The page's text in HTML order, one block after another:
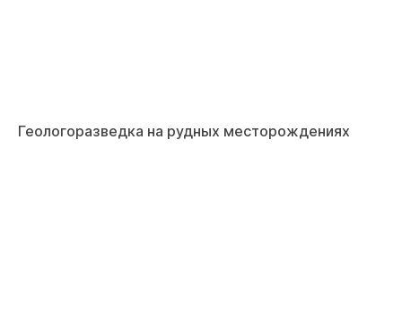
Геологоразведка на рудных месторождениях